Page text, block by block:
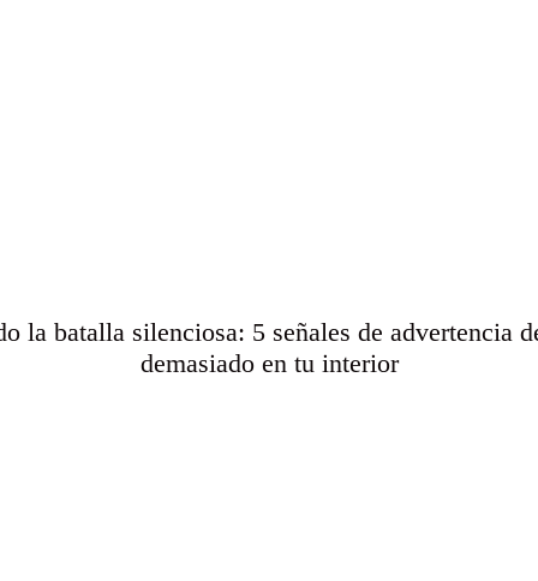
la batalla silenciosa: 5 señales de advertencia
demasiado en tu interior